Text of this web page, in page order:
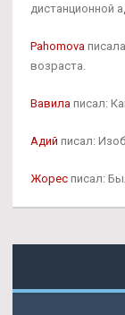
дистанционной
Pahomova
возраста.
Вавила писал:
Адий писал:
Жорес писал: